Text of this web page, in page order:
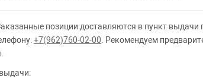
позиции доставляются в пункт выдачи
+7(962)760-02-00 . Рекомендуем